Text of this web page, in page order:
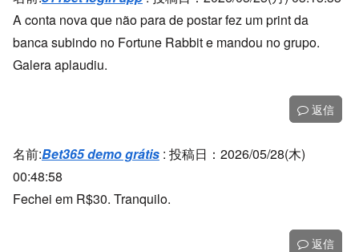
A conta nova que não para de postar fez um print da
banca subindo no Fortune Rabbit e mandou no grupo.
Galera aplaudiu.
返信
名前:Bet365 demo grátis : 投稿日：2026/05/28(木)
00:48:58
Fechei em R$30. Tranquilo.
返信